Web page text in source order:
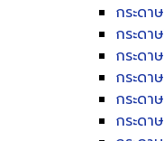
กระดา
กระดา
กระดา
กระดา
กระดา
กระดา